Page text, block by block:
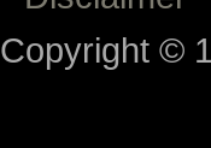
Copyright ©